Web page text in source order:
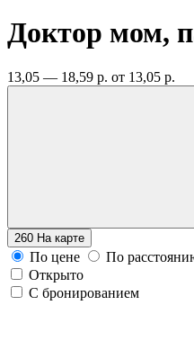
Доктор мом,
13,05 — 18,59 р. от 13,05 р.
260 На карте
По цене
По
Открыто
С бронированием